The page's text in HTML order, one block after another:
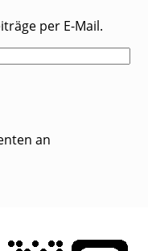
per E-Mail.
an